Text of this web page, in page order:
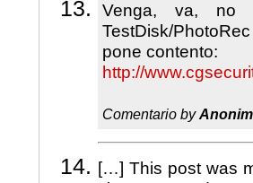
Venga, va, no
TestDisk/
pone contento:
http://
Comentario by
[…] This post was